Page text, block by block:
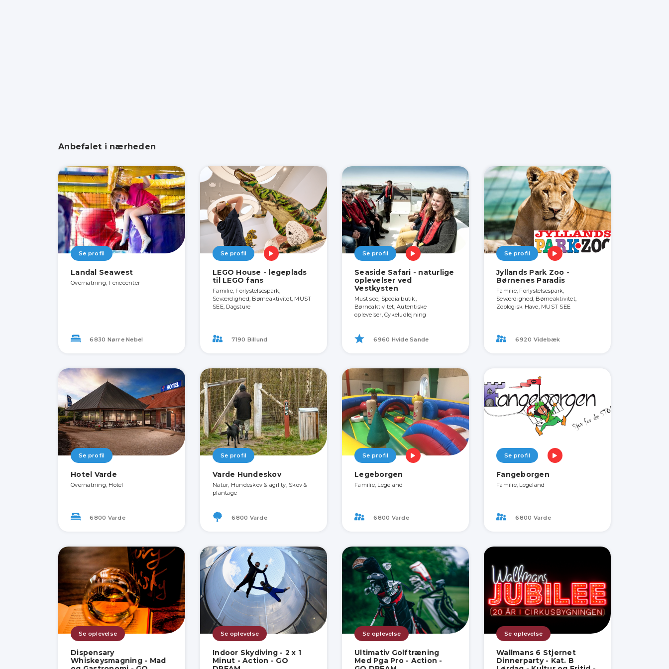
Anbefalet i nærheden
Se profil
Landal Seawest
Overnatning, Feriecenter
6830 Nørre Nebel
Se profil
LEGO House - legeplads
til LEGO fans
Familie, Forlystelsespark,
Seværdighed, Børneaktivitet, MUST
SEE, Dagsture
7190 Billund
Se profil
Seaside Safari - naturlige
oplevelser ved
Vestkysten
Must see, Specialbutik,
Børneaktivitet, Autentiske
oplevelser, Cykeludlejning
6960 Hvide Sande
Se profil
Jyllands Park Zoo -
Børnenes Paradis
Familie, Forlystelsespark,
Seværdighed, Børneaktivitet,
Zoologisk Have, MUST SEE
6920 Videbæk
Se profil
Hotel Varde
Overnatning, Hotel
6800 Varde
Se profil
Varde Hundeskov
Natur, Hundeskov & agility, Skov &
plantage
6800 Varde
Se profil
Legeborgen
Familie, Legeland
6800 Varde
Se profil
Fangeborgen
Familie, Legeland
6800 Varde
Se oplevelse
Dispensary
Whiskeysmagning - Mad
Se oplevelse
Indoor Skydiving - 2 x 1
Minut - Action - GO
Se oplevelse
Ultimativ Golftræning
Med Pga Pro - Action -
Se oplevelse
Wallmans 6 Stjernet
Dinnerparty - Kat. B